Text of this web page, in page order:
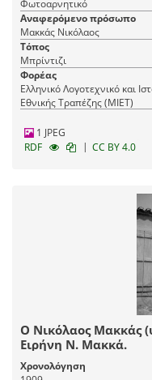
Φωτοαρνητικό
Αναφερόμενο πρόσωπο
Μακκάς Νικόλαος
Τόπος
Μπρίντιζι
Φορέας
Ελληνικό Λογοτεχνικό και
Εθνικής Τραπέζης (ΜΙΕΤ)
1 JPEG
RDF
| CC BY 4.0
Ο Νικόλαος Μακκάς
Ειρήνη Ν. Μακκά.
Χρονολόγηση